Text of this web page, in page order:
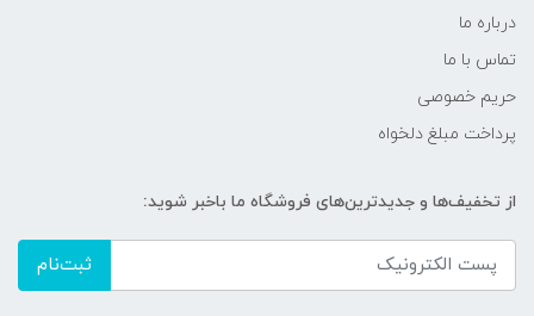
درباره ما
تماس با ما
حریم خصوصی
پرداخت مبلغ دلخواه
از تخفیف‌ها و جدیدترین‌های فروشگاه ما باخبر شوید:
ثبت‌نام